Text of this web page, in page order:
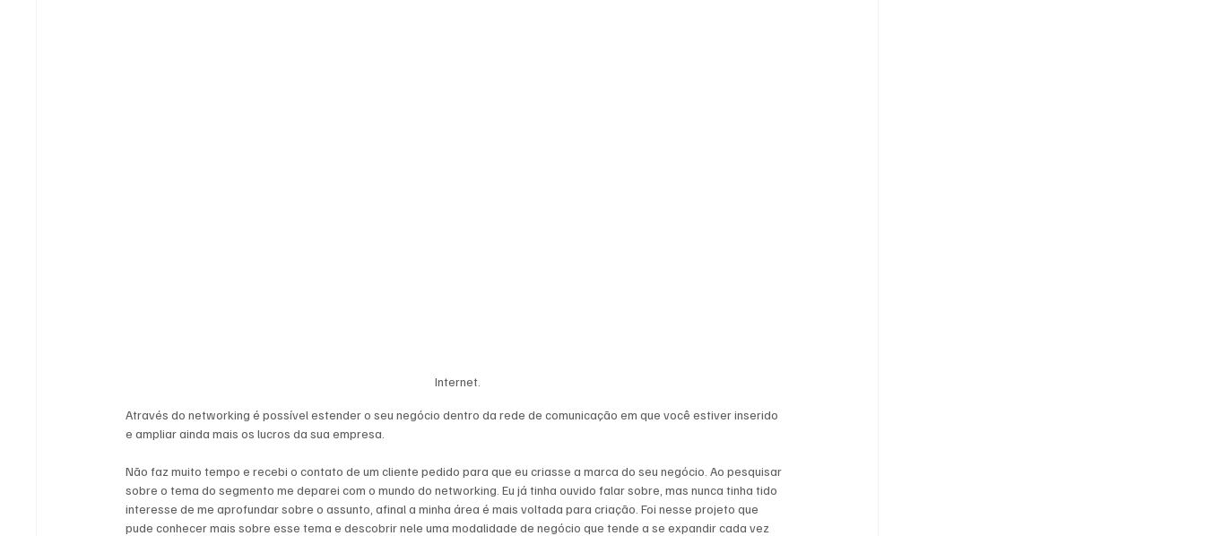
Internet.
Através do networking é possível estender o seu negócio dentro da rede de comunicação em que você estiver inserido
e ampliar ainda mais os lucros da sua empresa.
Não faz muito tempo e recebi o contato de um cliente pedido para que eu criasse a marca do seu negócio. Ao pesquisar
sobre o tema do segmento me deparei com o mundo do networking. Eu já tinha ouvido falar sobre, mas nunca tinha tido
interesse de me aprofundar sobre o assunto, afinal a minha área é mais voltada para criação. Foi nesse projeto que
pude conhecer mais sobre esse tema e descobrir nele uma modalidade de negócio que tende a se expandir cada vez